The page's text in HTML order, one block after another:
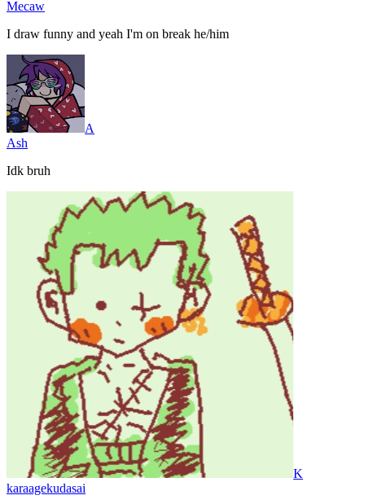
Mecaw
I draw funny and yeah I'm on break he/him
A
Ash
Idk bruh
K
karaagekudasai